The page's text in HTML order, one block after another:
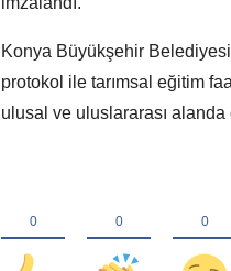
Konya Büyükşehir
protokol ile tarımsal eğitim
ulusal ve uluslararası alanda